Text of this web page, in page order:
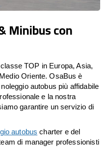
Minibus con
TOP in Europa, Asia,
Oriente. OsaBus è
autobus più affidabile
e la nostra
garantire un servizio di
autobus charter e del
di manager professionisti